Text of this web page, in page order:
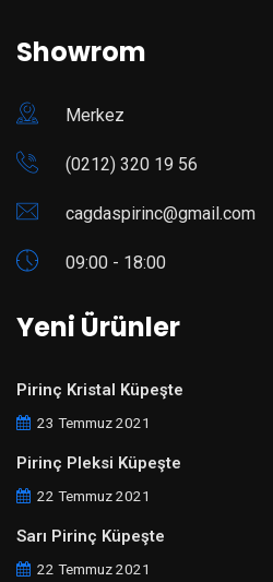
Showrom
Merkez
(0212) 320 19 56
cagdaspirinc@gmail.com
09:00 - 18:00
Yeni Ürünler
Pirinç Kristal Küpeşte
23 Temmuz 2021
Pirinç Pleksi Küpeşte
22 Temmuz 2021
Sarı Pirinç Küpeşte
22 Temmuz 2021